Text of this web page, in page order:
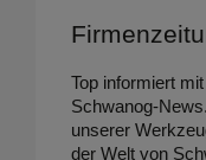
Top informiert
Schwanog-
unserer
der Welt von